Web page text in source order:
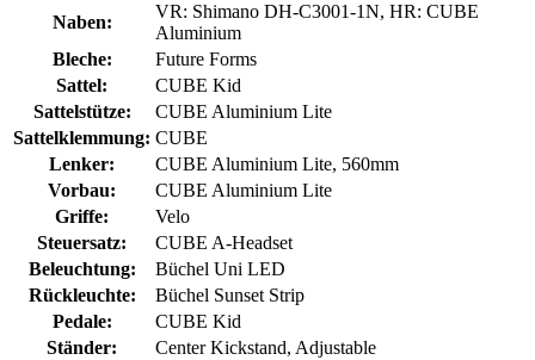
Naben:
VR: Shimano DH-C3001-1N, HR: CUBE
Aluminium
Bleche:
Future Forms
Sattel:
CUBE Kid
Sattelstütze:
CUBE Aluminium Lite
Sattelklemmung: CUBE
Lenker:
CUBE Aluminium Lite, 560mm
Vorbau:
CUBE Aluminium Lite
Griffe:
Velo
Steuersatz:
CUBE A-Headset
Beleuchtung:
Büchel Uni LED
Rückleuchte:
Büchel Sunset Strip
Pedale:
CUBE Kid
Ständer:
Center Kickstand, Adjustable